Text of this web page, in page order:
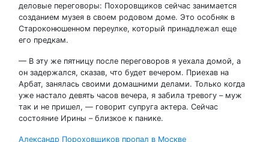
деловые переговоры: Похоровщиков сейчас занимается
созданием музея в своем родовом доме. Это особняк в
Староконюшенном переулке, который принадлежал еще
его предкам.
— В эту же пятницу после переговоров я уехала домой, а
он задержался, сказав, что будет вечером. Приехав на
Арбат, занялась своими домашними делами. Только когда
уже настало девять часов вечера, я забила тревогу – муж
так и не пришел, — говорит супруга актера. Сейчас
состояние Ирины – близкое к панике.
Александр Пороховщиков пропал в Москве